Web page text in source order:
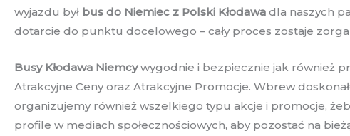
wyjazdu był bus do Niemiec z Polski Kłodawa dla naszych
dotarcie do punktu docelowego – cały proces zostaje
Busy Kłodawa Niemcywygodnie i bezpiecznie jak również
Atrakcyjne Ceny oraz Atrakcyjne Promocje. Wbrew
organizujemy również wszelkiego typu akcje i promocje,
profile w mediach społecznościowych, aby pozostać na